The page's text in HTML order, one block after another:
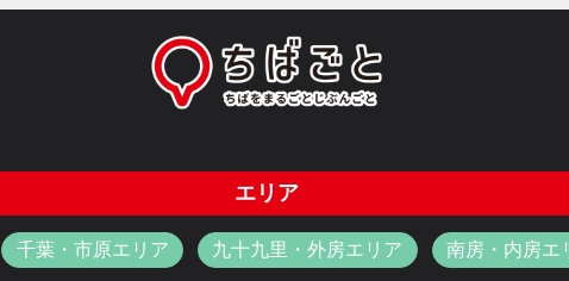
エリア
千葉・市原エリア 九十九里・外房エリア 南房・内房エ